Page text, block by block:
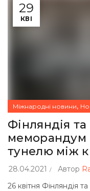
29
КВІ
Міжнародні новини,
Фінляндія
меморандум
тунелю між
28.04.2021 Автор
26 квітня Фінляндія